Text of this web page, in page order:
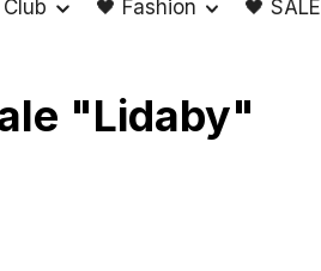
🖤 Fashion 🖤 SALE
"Lidaby"